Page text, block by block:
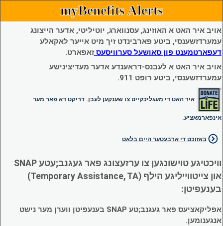
myBenefits Alerts
אויב איר האט א האוזינג, עסנווארג, יוטיליטי, אדער הייצונג
עמערדזשענסי, ביטע פארבינדט זיך מיט אייער לאקאלע
דעפארטמענט פון סאושעל סערוויסעסזאפארט.
אויב איר האט א לעבנס-דראענדע אדער מעדיצינישע
עמערדזשענסי, ביטע רופט 911.
איר האט די מעגליכקייט צו שענקען לעבן. דריקט דא פאר מער
אינפארמאציע.
באזוכט די ארבעטער היים בלאט
וויכטיגע טוישונגען צו ערזעצונג פאר געגנב;עטע SNAP
און צייטווייליגע הילף (Temporary Assistance, TA)
בענעפיטן:
אפליקאציעס פאר געגנב;טע SNAP בענעפיטן ווערן מער נישט
אנגענומען.